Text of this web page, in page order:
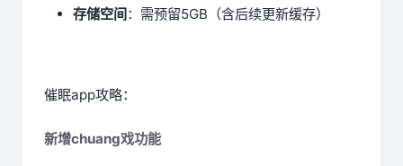
​存储空间​ ​：需预留5GB（含后续更新缓存）
催眠app攻略：
新增chuang戏功能